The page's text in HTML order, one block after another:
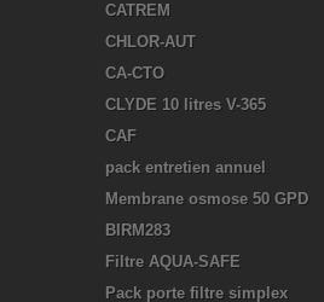
CATREM
CHLOR-AUT
CA-CTO
CLYDE 10 litres V-365
CAF
pack entretien annuel
Membrane osmose 50 GPD
BIRM283
Filtre AQUA-SAFE
Pack porte filtre simplex